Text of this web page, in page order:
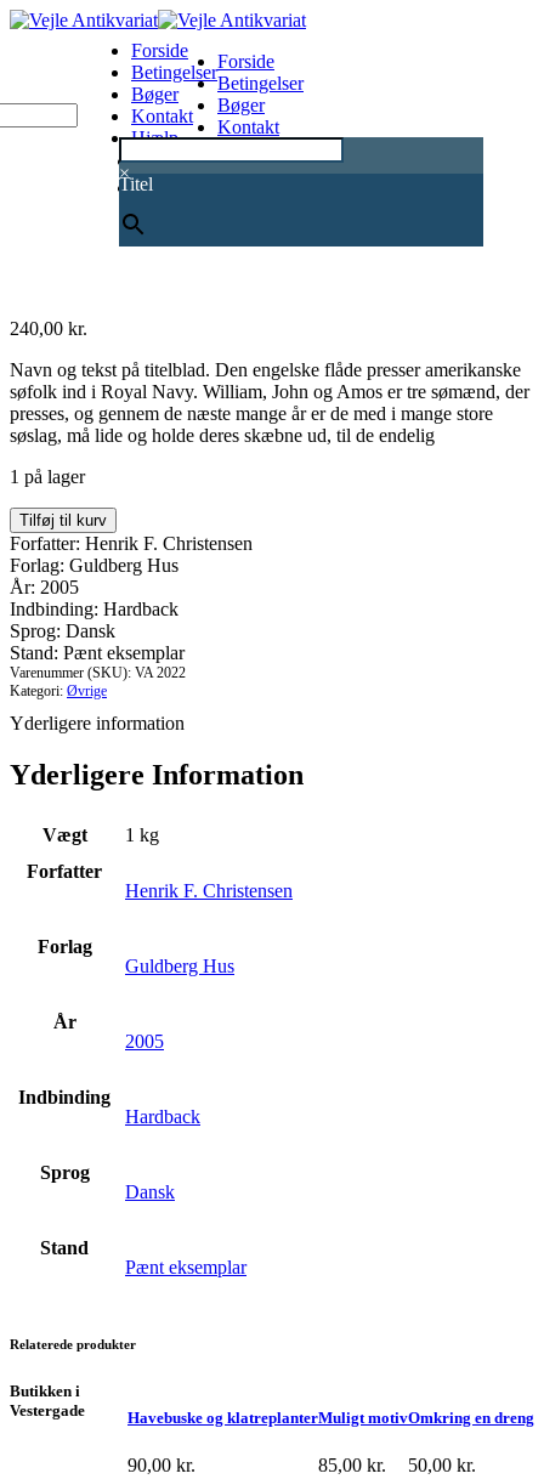
×
Titel
Forside
Betingelser
Bøger
Kontakt
Hjælp
0
Forside
Betingelser
Bøger
Kontakt
240,00 kr.
Navn og tekst på titelblad. Den engelske flåde presser amerikanske
søfolk ind i Royal Navy. William, John og Amos er tre sømænd, der
presses, og gennem de næste mange år er de med i mange store
søslag, må lide og holde deres skæbne ud, til de endelig
1 på lager
William
antal
Tilføj til kurv
Forfatter: Henrik F. Christensen
Forlag: Guldberg Hus
År: 2005
Indbinding: Hardback
Sprog: Dansk
Stand: Pænt eksemplar
Varenummer (SKU): VA 2022
Kategori: Øvrige
Yderligere information
Yderligere Information
Vægt
1 kg
Forfatter
Henrik F. Christensen
Forlag
Guldberg Hus
År
2005
Indbinding
Hardback
Sprog
Dansk
Stand
Pænt eksemplar
Relaterede produkter
Omkring en dreng
50,00 kr.
Muligt motiv
85,00 kr.
Havebuske og klatreplanter
90,00 kr.
Butikken i
Vestergade